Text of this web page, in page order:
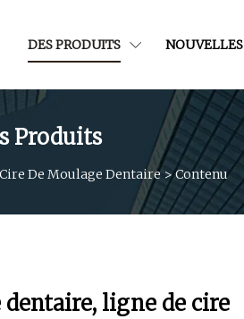
DES PRODUITS NOUVELLES
Produits
Cire De Moulage Dentaire>Contenu
dentaire, ligne de cire